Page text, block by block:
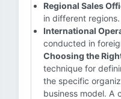
Regional Sales
in different regions.
International
conducted in
Choosing the
technique for
the specific
business model. A